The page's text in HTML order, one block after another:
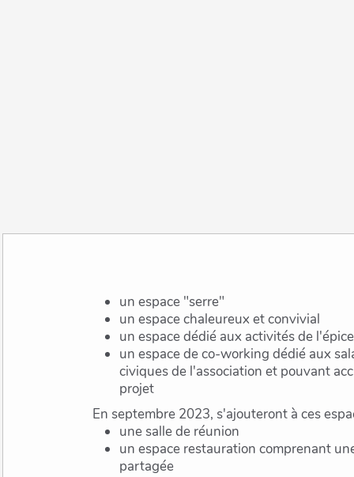
un espace "serre"
un espace chaleureux et convivial
un espace dédié aux activités de
un espace de co-working dédié aux salariés, stagiaires, services
civiques de l'association et pouvant
projet
En septembre 2023, s'ajouteront à ces
une salle de réunion
un espace restauration comprenant
partagée